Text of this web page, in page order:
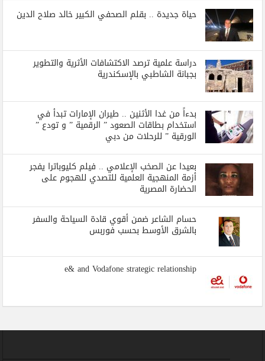
حياة جديدة .. بقلم الصحفي الكبير خالد صلاح الدين
دراسة علمية ترصد الاكتشافات الأثرية والتطوير
بجبانة الشاطبي بالإسكندرية
بدءاً من غدا الأثنين .. طيران الإمارات تبدأ في
استخدام بطاقات الصعود ” الرقمية ” و تودع ”
الورقية ” للرحلات من دبي
بعيدا عن الصخب الإعلامي .. فيلم كليوباترا يفجر
أزمة المنهجية العلمية للتصدي للهجوم على
الحضارة المصرية
حسام الشاعر ضمن أقوي قادة السياحة والسفر
بالشرق الأوسط بحسب فوربس
e& and Vodafone strategic relationship